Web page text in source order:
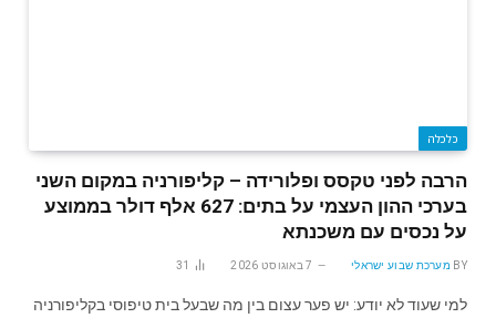
כלכלה
הרבה לפני טקסס ופלורידה – קליפורניה במקום השני
בערכי ההון העצמי על בתים: 627 אלף דולר בממוצע
על נכסים עם משכנתא
BY מערכת שבוע ישראלי 7 באוגוסט 2026 31
למי שעוד לא יודע: יש פער עצום בין מה שבעל בית טיפוסי בקליפורניה